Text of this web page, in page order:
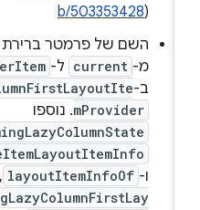
b/503353428
השם של פרמטר ברירת
current ל-
mProvider. נוספו
layoutItemInfoOf
,